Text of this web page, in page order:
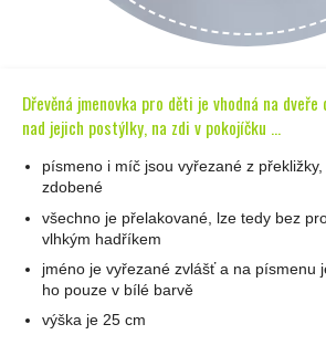
Dřevěná jmenovka pro děti je vhodná na
nad jejich postýlky, na zdi v pokojíčku ...
písmeno i míč jsou vyřezané z
zdobené
všechno je přelakované, lze tedy bez
vlhkým hadříkem
jméno je vyřezané zvlášť a na písmenu
ho pouze v bílé barvě
výška je 25 cm